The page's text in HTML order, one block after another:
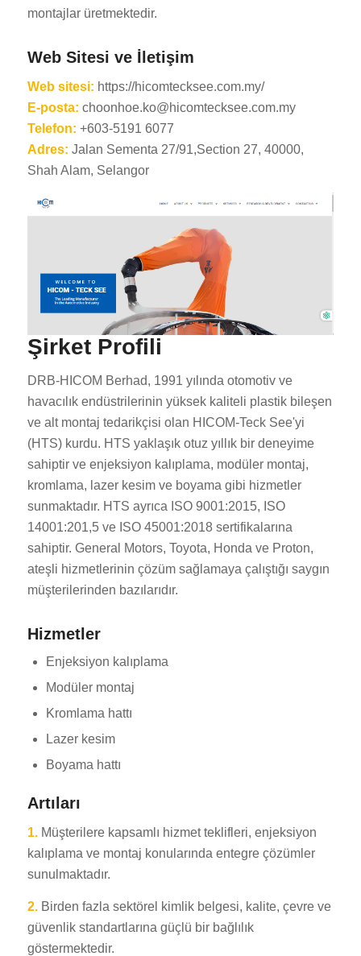
montajlar üretmektedir.
Web Sitesi ve İletişim
Web sitesi: https://hicomtecksee.com.my/
E-posta: choonhoe.ko@hicomtecksee.com.my
Telefon: +603-5191 6077
Adres: Jalan Sementa 27/91,Section 27, 40000,
Shah Alam, Selangor
Şirket Profili
DRB-HICOM Berhad, 1991 yılında otomotiv ve
havacılık endüstrilerinin yüksek kaliteli plastik bileşen
ve alt montaj tedarikçisi olan HICOM-Teck See'yi
(HTS) kurdu. HTS yaklaşık otuz yıllık bir deneyime
sahiptir ve enjeksiyon kalıplama, modüler montaj,
kromlama, lazer kesim ve boyama gibi hizmetler
sunmaktadır. HTS ayrıca ISO 9001:2015, ISO
14001:201,5 ve ISO 45001:2018 sertifikalarına
sahiptir. General Motors, Toyota, Honda ve Proton,
ateşli hizmetlerinin çözüm sağlamaya çalıştığı saygın
müşterilerinden bazılarıdır.
Hizmetler
Enjeksiyon kalıplama
Modüler montaj
Kromlama hattı
Lazer kesim
Boyama hattı
Artıları
1. Müşterilere kapsamlı hizmet teklifleri, enjeksiyon
kalıplama ve montaj konularında entegre çözümler
sunulmaktadır.
2. Birden fazla sektörel kimlik belgesi, kalite, çevre ve
güvenlik standartlarına güçlü bir bağlılık
göstermektedir.